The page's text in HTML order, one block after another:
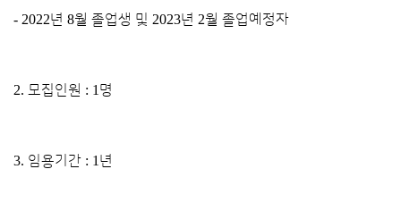
- 2022년 8월 졸업생 및 2023년 2월 졸업예정자
2. 모집인원 : 1 명
3. 임용기간 : 1 년